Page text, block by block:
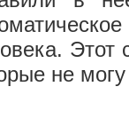
Этот
не